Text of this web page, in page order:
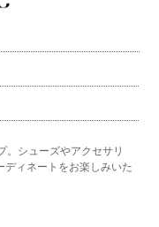
。シューズやアクセサリ
ディネートをお楽しみいた